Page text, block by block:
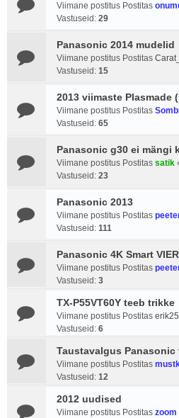
Viimane postitus Postitas
Vastuseid: 29
Panasonic 2014 mudelid
Viimane postitus Postitas
Vastuseid: 15
2013 viimaste Plasmade
Viimane postitus Postitas
Vastuseid: 65
Panasonic g30 ei mängi
Viimane postitus Postitas satik
Vastuseid: 23
Panasonic 2013
Viimane postitus Postitas
Vastuseid: 111
Panasonic 4K Smart
Viimane postitus Postitas
Vastuseid: 3
TX-P55VT60Y teeb trikke
Viimane postitus Postitas erik25
Vastuseid: 6
Taustavalgus Panasonic
Viimane postitus Postitas
Vastuseid: 12
2012 uudised
Viimane postitus Postitas zoom